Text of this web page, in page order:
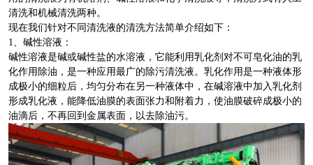
清洗和机械清洗两种。
现在我们针对不同清洗液的清洗方法简单介绍如下：
1、碱性溶液：
碱性溶液是碱或碱性盐的水溶液，它能利用乳化剂对不可皂化油的乳
化作用除油，是一种应用最广的除污清洗液。乳化作用是一种液体形
成极小的细粒后，均匀分布在另一种液体中，在碱溶液中加入乳化剂
形成乳化液，能降低油膜的表面张力和附着力，使油膜破碎成极小的
油滴后，不再回到金属表面，以去除油污。